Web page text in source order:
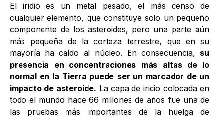
El iridio es un metal pesado, el más denso de
cualquier elemento, que constituye solo un pequeño
componente de los asteroides, pero una parte aún
más pequeña de la corteza terrestre, que en su
mayoría ha caído al núcleo. En consecuencia, su
presencia en concentraciones más altas de lo
normal en la Tierra puede ser un marcador de un
impacto de asteroide. La capa de iridio colocada en
todo el mundo hace 66 millones de años fue una de
las pruebas más importantes de la huelga de